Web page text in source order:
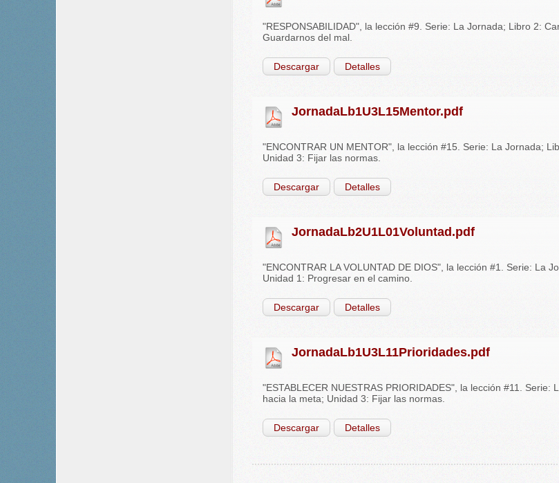
"RESPONSABILIDAD", la lección #9. Serie: La Jornada; Libro 2:
Guardarnos del mal.
Descargar Detalles
JornadaLb1U3L15Mentor.pdf
"ENCONTRAR UN MENTOR", la lección #15. Serie: La Jornada;
Unidad 3: Fijar las normas.
Descargar Detalles
JornadaLb2U1L01Voluntad.pdf
"ENCONTRAR LA VOLUNTAD DE DIOS", la lección #1. Serie: La
Unidad 1: Progresar en el camino.
Descargar Detalles
JornadaLb1U3L11Prioridades.pdf
"ESTABLECER NUESTRAS PRIORIDADES", la lección #11. Serie:
hacia la meta; Unidad 3: Fijar las normas.
Descargar Detalles